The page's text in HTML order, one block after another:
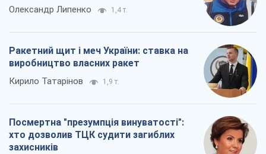
Олександр Липенко 1,4 т.
Ракетний щит і меч України: ставка на
виробництво власних ракет
Кирило Татарінов 1,9 т.
Посмертна "презумпція винуватості":
хто дозволив ТЦК судити загиблих
захисників